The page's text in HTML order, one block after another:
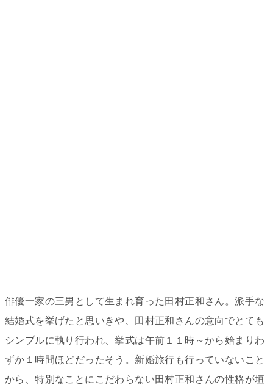
俳優一家の三男として生まれ育った田村正和さん。派手な
結婚式を挙げたと思いきや、田村正和さんの意向でとても
シンプルに執り行われ、挙式は午前１１時～から始まりわ
ずか１時間ほどだったそう。新婚旅行も行っていないこと
から、特別なことにこだわらない田村正和さんの性格が垣